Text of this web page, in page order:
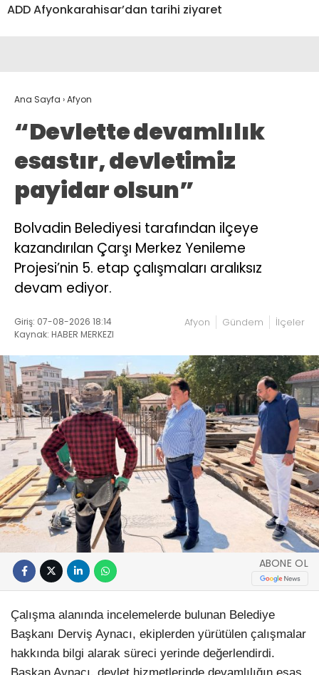
ADD Afyonkarahisar’dan tarihi ziyaret
Ana Sayfa ›Afyon
“Devlette devamlılık
esastır, devletimiz
payidar olsun”
Bolvadin Belediyesi tarafından ilçeye
kazandırılan Çarşı Merkez Yenileme
Projesi’nin 5. etap çalışmaları aralıksız
devam ediyor.
Giriş: 07-08-2026 18:14
Kaynak: HABER MERKEZI
Afyon Gündem İlçeler
ABONE OL
Çalışma alanında incelemelerde bulunan Belediye
Başkanı Derviş Aynacı, ekiplerden yürütülen çalışmalar
hakkında bilgi alarak süreci yerinde değerlendirdi.
Başkan Aynacı, devlet hizmetlerinde devamlılığın esas